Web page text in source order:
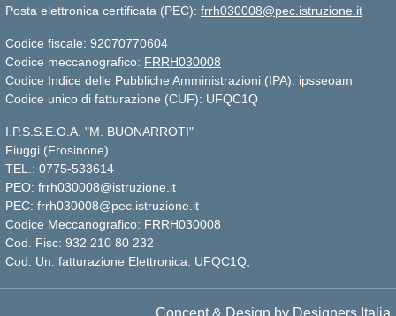
Posta elettronica certificata (PEC): frrh030008@pec.istruzione.it
Codice fiscale: 92070770604
Codice meccanografico: FRRH030008
Codice Indice delle Pubbliche Amministrazioni (IPA): ipsseoam
Codice unico di fatturazione (CUF): UFQC1Q
I.P.S.S.E.O.A. "M. BUONARROTI"
Fiuggi (Frosinone)
TEL.: 0775-533614
PEO: frrh030008@istruzione.it
PEC: frrh030008@pec.istruzione.it
Codice Meccanografico: FRRH030008
Cod. Fisc: 932 210 80 232
Cod. Un. fatturazione Elettronica: UFQC1Q;
Concept & Design by Designers Italia